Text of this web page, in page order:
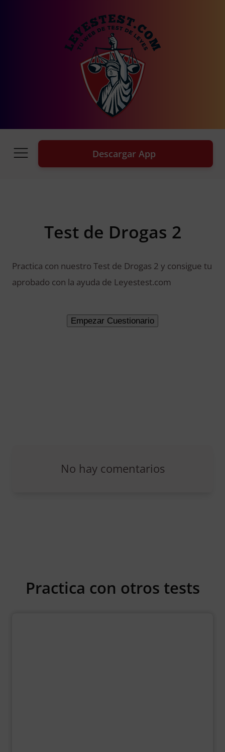
Descargar App
Test de Drogas 2
Practica con nuestro Test de Drogas 2 y consigue tu
aprobado con la ayuda de Leyestest.com
No hay comentarios
Practica con otros tests